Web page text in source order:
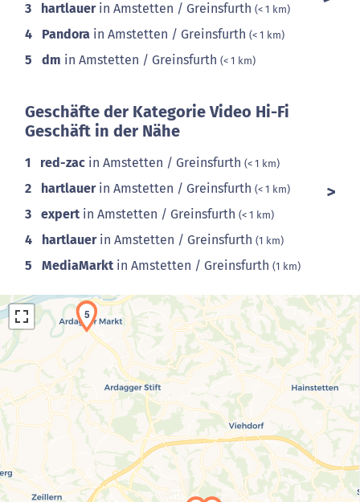
3 hartlauerin Amstetten / Greinsfurth (< 1 km)
4 Pandora in Amstetten / Greinsfurth (< 1 km)
5 dm in Amstetten / Greinsfurth (< 1 km)
Geschäfte der Kategorie Video Hi-Fi
Geschäft in der Nähe
1 red-zac in Amstetten / Greinsfurth (< 1 km)
2 hartlauerin Amstetten / Greinsfurth (< 1 km)
3 expert in Amstetten / Greinsfurth (< 1 km)
4 hartlauerin Amstetten / Greinsfurth (1 km)
5 MediaMarkt in Amstetten / Greinsfurth (1 km)
Laden der Karte...
5